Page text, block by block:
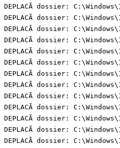
DEPLACÃ dossier:
DEPLACÃ dossier:
DEPLACÃ dossier:
DEPLACÃ dossier:
DEPLACÃ dossier:
DEPLACÃ dossier:
DEPLACÃ dossier:
DEPLACÃ dossier:
DEPLACÃ dossier:
DEPLACÃ dossier:
DEPLACÃ dossier:
DEPLACÃ dossier:
DEPLACÃ dossier: